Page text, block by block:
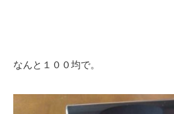
なんと１００均で。